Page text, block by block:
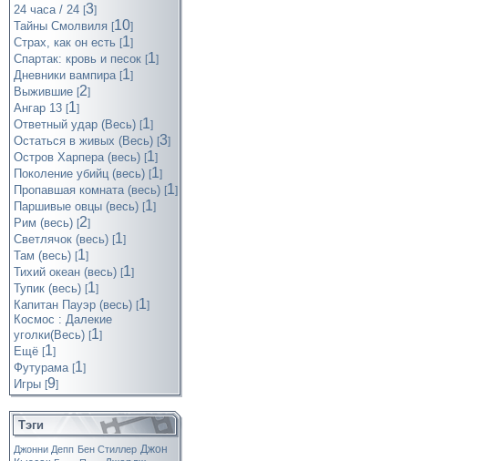
24 часа / 24 [3]
Тайны Смолвиля [10]
Страх, как он есть [1]
Спартак: кровь и песок [1]
Дневники вампира [1]
Выжившие [2]
Ангар 13 [1]
Ответный удар (Весь) [1]
Остаться в живых (Весь) [3]
Остров Харпера (весь) [1]
Поколение убийц (весь) [1]
Пропавшая комната (весь) [1]
Паршивые овцы (весь) [1]
Рим (весь) [2]
Светлячок (весь) [1]
Там (весь) [1]
Тихий океан (весь) [1]
Тупик (весь) [1]
Капитан Пауэр (весь) [1]
Космос : Далекие
уголки(Весь) [1]
Ещё [1]
Футурама [1]
Игры [9]
Тэги
Джонни Депп Бен Стиллер Джон